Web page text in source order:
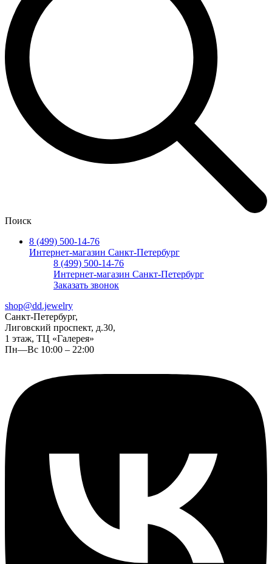
Поиск
8 (499) 500-14-76
Интернет-магазин Санкт-Петербург
8 (499) 500-14-76
Интернет-магазин Санкт-Петербург
Заказать звонок
shop@dd.jewelry
Санкт-Петербург,
Лиговский проспект, д.30,
1 этаж, ТЦ «Галерея»
Пн—Вс 10:00 – 22:00